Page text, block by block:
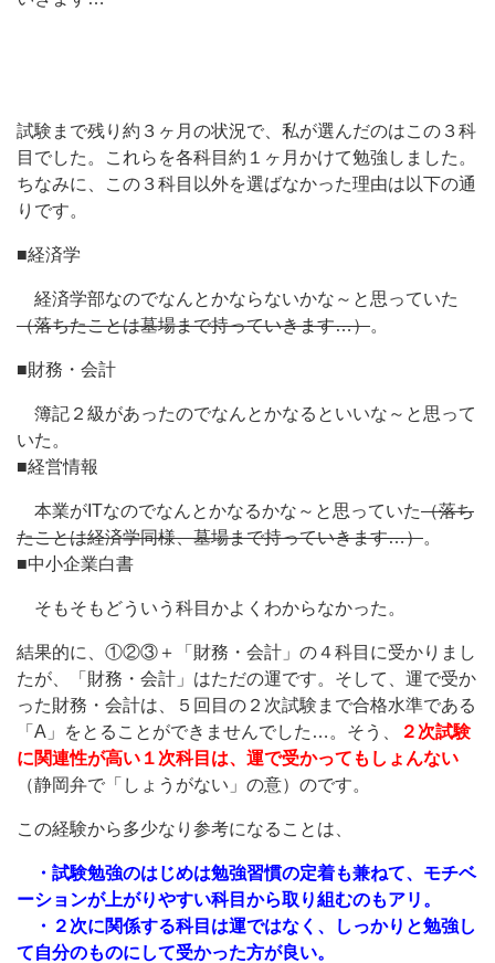
試験まで残り約３ヶ月の状況で、私が選んだのはこの３科
目でした。これらを各科目約１ヶ月かけて勉強しました。
ちなみに、この３科目以外を選ばなかった理由は以下の通
りです。
■経済学
経済学部なのでなんとかならないかな～と思っていた
（落ちたことは墓場まで持っていきます…）。
■財務・会計
簿記２級があったのでなんとかなるといいな～と思って
いた。
■経営情報
本業がITなのでなんとかなるかな～と思っていた（落ち
たことは経済学同様、墓場まで持っていきます…）。
■中小企業白書
そもそもどういう科目かよくわからなかった。
結果的に、①②③＋「財務・会計」の４科目に受かりまし
たが、「財務・会計」はただの運です。そして、運で受か
った財務・会計は、５回目の２次試験まで合格水準である
「A」をとることができませんでした…。そう、
２次試験
に関連性が高い１次科目は、運で受かってもしょんない
（静岡弁で「しょうがない」の意）のです。
この経験から多少なり参考になることは、
・試験勉強のはじめは勉強習慣の定着も兼ねて、モチベ
ーションが上がりやすい科目から取り組むのもアリ。
・２次に関係する科目は運ではなく、しっかりと勉強し
て自分のものにして受かった方が良い。